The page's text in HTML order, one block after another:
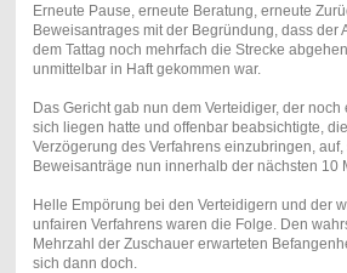
Erneute Pause, erneute Beratung, erneute
Beweisantrages mit der Begründung, dass der
dem Tattag noch mehrfach die Strecke
unmittelbar in Haft gekommen war.
Das Gericht gab nun dem Verteidiger, der
sich liegen hatte und offenbar beabsichtigte,
Verzögerung des Verfahrens einzubringen, auf,
Beweisanträge nun innerhalb der nächsten 10
Helle Empörung bei den Verteidigern und der
unfairen Verfahrens waren die Folge. Den
Mehrzahl der Zuschauer erwarteten
sich dann doch.